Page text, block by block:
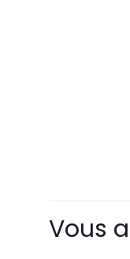
Vous